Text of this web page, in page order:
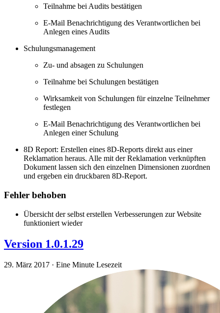
Teilnahme bei Audits bestätigen
E-Mail Benachrichtigung des Verantwortlichen bei
Anlegen eines Audits
Schulungsmanagement
Zu- und absagen zu Schulungen
Teilnahme bei Schulungen bestätigen
Wirksamkeit von Schulungen für einzelne Teilnehmer
festlegen
E-Mail Benachrichtigung des Verantwortlichen bei
Anlegen einer Schulung
8D Report: Erstellen eines 8D-Reports direkt aus einer
Reklamation heraus. Alle mit der Reklamation verknüpften
Dokument lassen sich den einzelnen Dimensionen zuordnen
und ergeben ein druckbaren 8D-Report.
Fehler behoben
Übersicht der selbst erstellen Verbesserungen zur Website
funktioniert wieder
Version 1.0.1.29
29. März 2017 · Eine Minute Lesezeit